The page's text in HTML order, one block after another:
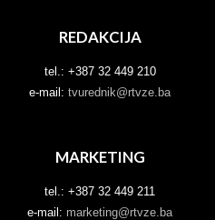
REDAKCIJA
tel.: +387 32 449 210
e-mail: tvurednik@rtvze.ba
MARKETING
tel.: +387 32 449 211
e-mail: marketing@rtvze.ba